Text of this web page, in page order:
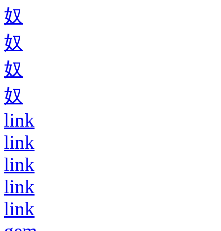
奴
奴
奴
奴
link
link
link
link
link